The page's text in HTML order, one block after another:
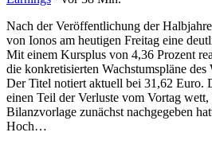
Nach der Veröffentlichung der
von Ionos am heutigen Freitag eine
Mit einem Kursplus von 4,36 Prozent
die konkretisierten Wachstumspläne des
Der Titel notiert aktuell bei 31,62 Euro.
einen Teil der Verluste vom Vortag
Bilanzvorlage zunächst nachgegeben
Hoch…